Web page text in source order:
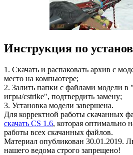
Инструкция по
1. Скачать и распаковать архив с
место на компьютере;
2. Залить папки с файлами модели в
игры/cstrike", подтвердить замену;
3. Установка модели завершена.
Для корректной работы скачанных
скачать CS 1.6, которая оптимально
работы всех скачанных файлов.
Материал опубликован 30.01.2019.
нашего ведома строго запрещено!